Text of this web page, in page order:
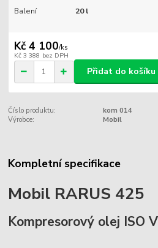
Balení
20 l
Kč 4 100/ks
Kč 3 388 bez DPH
Přidat do košíku
Číslo produktu:
kom 014
Výrobce:
Mobil
Kompletní specifikace
Mobil RARUS 425
Kompresorový olej ISO